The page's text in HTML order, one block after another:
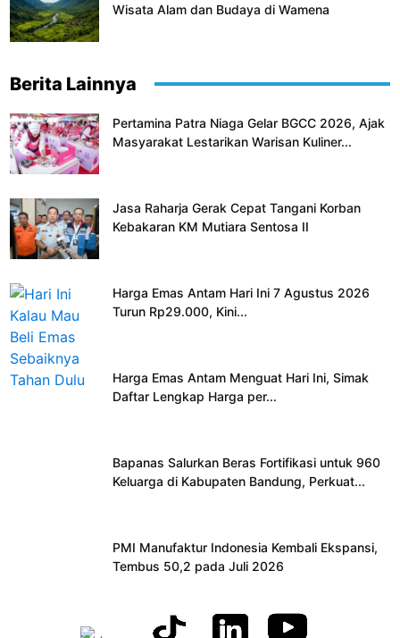
Wisata Alam dan Budaya di Wamena
Berita Lainnya
Pertamina Patra Niaga Gelar BGCC 2026, Ajak
Masyarakat Lestarikan Warisan Kuliner...
Jasa Raharja Gerak Cepat Tangani Korban
Kebakaran KM Mutiara Sentosa II
Harga Emas Antam Hari Ini 7 Agustus 2026
Turun Rp29.000, Kini...
Harga Emas Antam Menguat Hari Ini, Simak
Daftar Lengkap Harga per...
Bapanas Salurkan Beras Fortifikasi untuk 960
Keluarga di Kabupaten Bandung, Perkuat...
PMI Manufaktur Indonesia Kembali Ekspansi,
Tembus 50,2 pada Juli 2026